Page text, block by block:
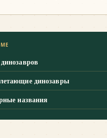
динозавры
названия